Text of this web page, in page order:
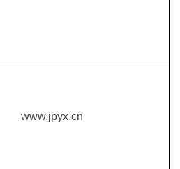
www.jpyx.cn